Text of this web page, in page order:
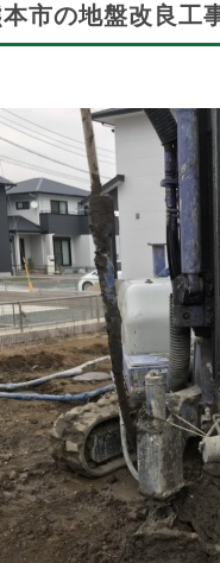
市の地盤改良工